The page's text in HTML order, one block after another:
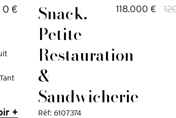
0 €
+
Snack,
Petite
Restauration
&
Sandwicherie
118.000 €
Réf: 6107374